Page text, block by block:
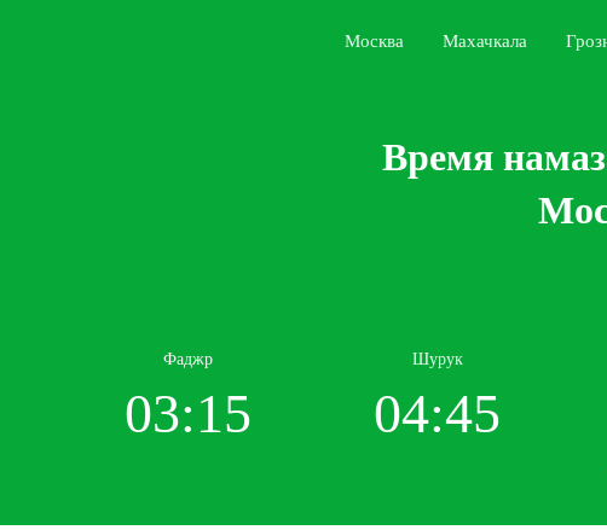
Москва Махачкала
Время
Фаджр
03:15
Шурук
04:45